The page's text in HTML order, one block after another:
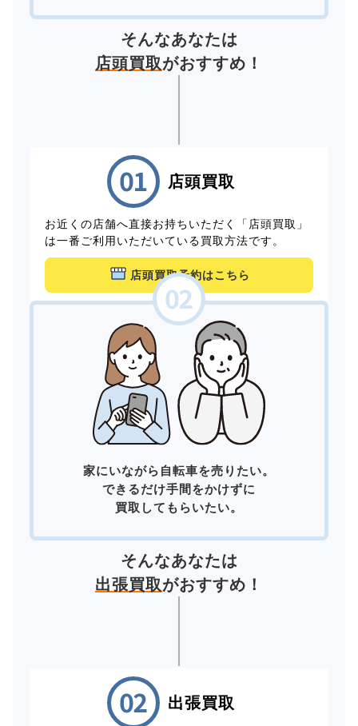
そんなあなたは
店頭買取がおすすめ！
店頭買取
お近くの店舗へ直接お持ちいただく「店頭買取」
は一番ご利用いただいている買取方法です。
店頭買取予約はこちら
家にいながら自転車を売りたい。
できるだけ手間をかけずに
買取してもらいたい。
そんなあなたは
出張買取がおすすめ！
出張買取